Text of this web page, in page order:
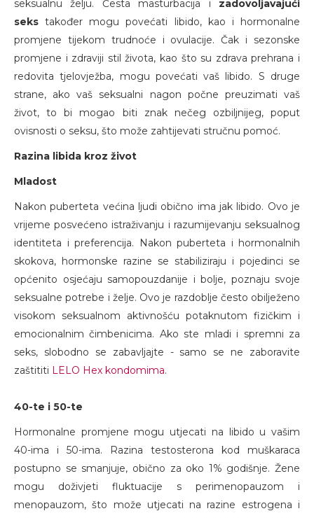
seksualnu želju. Česta masturbacija i zadovoljavajući
seks također mogu povećati libido, kao i hormonalne
promjene tijekom trudnoće i ovulacije. Čak i sezonske
promjene i zdraviji stil života, kao što su zdrava prehrana i
redovita tjelovježba, mogu povećati vaš libido. S druge
strane, ako vaš seksualni nagon počne preuzimati vaš
život, to bi mogao biti znak nečeg ozbiljnijeg, poput
ovisnosti o seksu, što može zahtijevati stručnu pomoć.
Razina libida kroz život
Mladost
Nakon puberteta većina ljudi obično ima jak libido. Ovo je
vrijeme posvećeno istraživanju i razumijevanju seksualnog
identiteta i preferencija. Nakon puberteta i hormonalnih
skokova, hormonske razine se stabiliziraju i pojedinci se
općenito osjećaju samopouzdanije i bolje, poznaju svoje
seksualne potrebe i želje. Ovo je razdoblje često obilježeno
visokom seksualnom aktivnošću potaknutom fizičkim i
emocionalnim čimbenicima. Ako ste mladi i spremni za
seks, slobodno se zabavljajte - samo se ne zaboravite
zaštititi LELO Hex kondomima.
40-te i 50-te
Hormonalne promjene mogu utjecati na libido u vašim
40-ima i 50-ima. Razina testosterona kod muškaraca
postupno se smanjuje, obično za oko 1% godišnje. Žene
mogu doživjeti fluktuacije s perimenopauzom i
menopauzom, što može utjecati na razine estrogena i